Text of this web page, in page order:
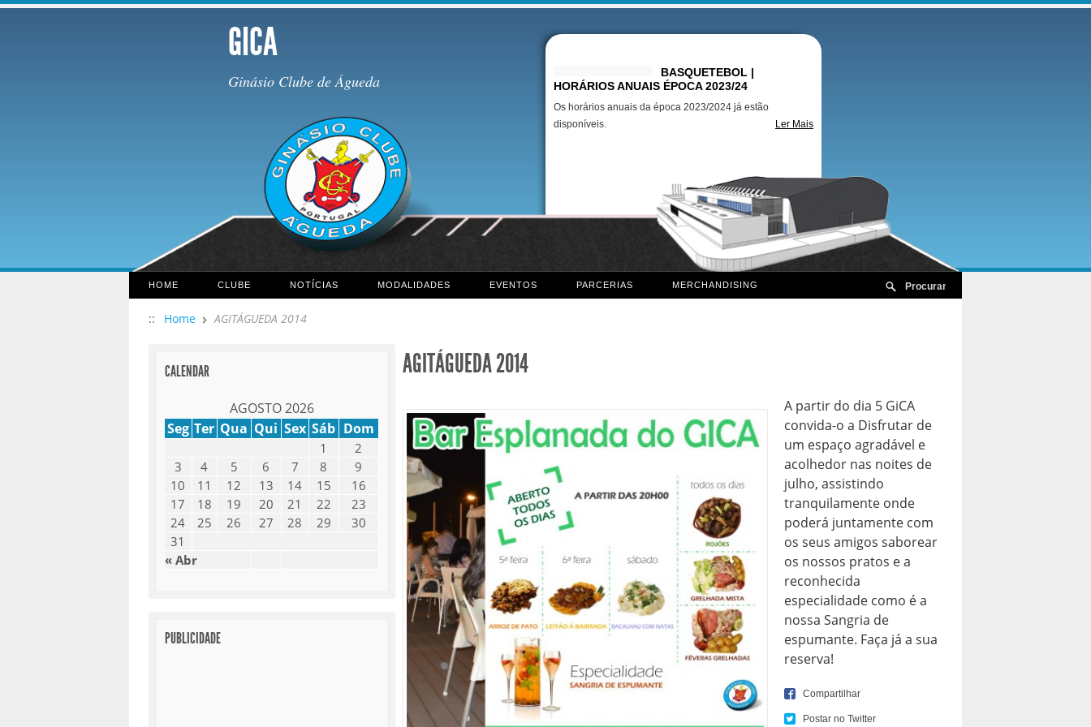
GICA
Ginásio Clube de Águeda
BASQUETEBOL |
HORÁRIOS ANUAIS ÉPOCA 2023/24
Os horários anuais da época 2023/2024 já estão
disponíveis.
Ler Mais
HOME CLUBE NOTÍCIAS MODALIDADES EVENTOS PARCERIAS MERCHANDISING
:: Home AGITÁGUEDA 2014
AGITÁGUEDA 2014
A partir do dia 5 GiCA
convida-o a Disfrutar de
um espaço agradável e
acolhedor nas noites de
julho, assistindo
tranquilamente onde
poderá juntamente com
os seus amigos saborear
os nossos pratos e a
reconhecida
especialidade como é a
nossa Sangria de
espumante. Faça já a sua
reserva!
CALENDAR
AGOSTO 2026
Seg Ter Qua Qui Sex Sáb Dom
« Abr
1
2
3
4 5 6 7 8
9
10
11 12 13 14 15
16
17
18 19 20 21 22
23
24
25 26 27 28 29
30
31
PUBLICIDADE